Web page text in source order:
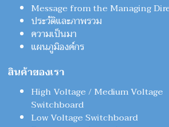
Message from the Managing
ประวัติและภาพรวม
ความเป็นมา
แผนภูมิองค์กร
สินค้าของเรา
High Voltage / Medium Voltage
Switchboard
Low Voltage Switchboard